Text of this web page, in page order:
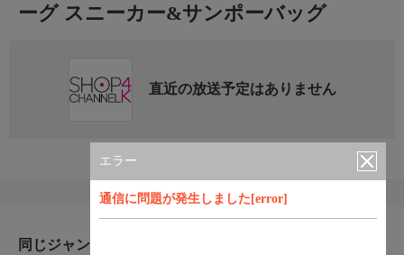
エラー
通信に問題が発生しました[error]
ーグ スニーカー&サンポーバッグ
直近の放送予定はありません
同じジャンルのおすすめ番組